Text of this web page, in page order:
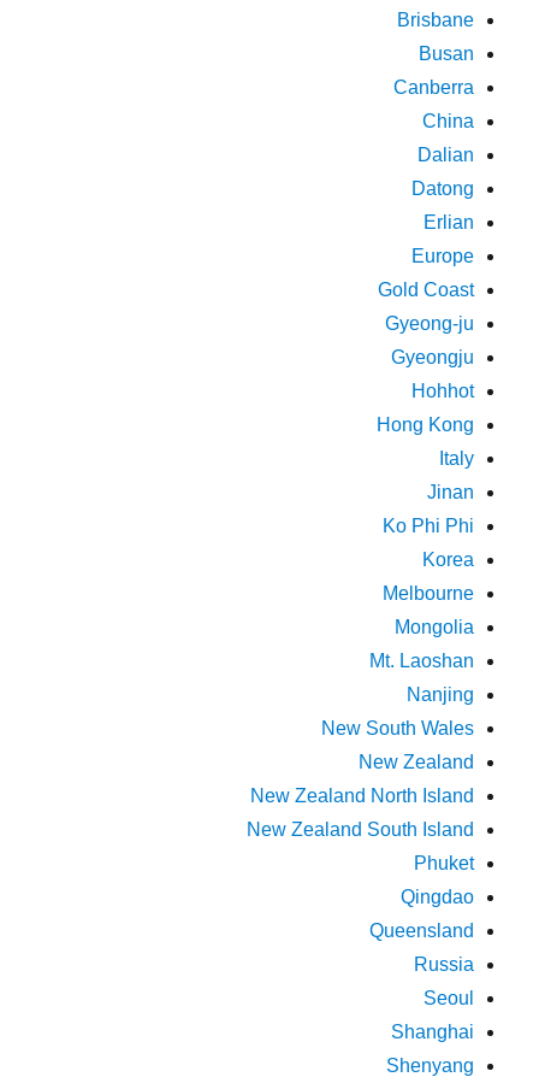
Brisbane
Busan
Canberra
China
Dalian
Datong
Erlian
Europe
Gold Coast
Gyeong-ju
Gyeongju
Hohhot
Hong Kong
Italy
Jinan
Ko Phi Phi
Korea
Melbourne
Mongolia
Mt. Laoshan
Nanjing
New South Wales
New Zealand
New Zealand North Island
New Zealand South Island
Phuket
Qingdao
Queensland
Russia
Seoul
Shanghai
Shenyang